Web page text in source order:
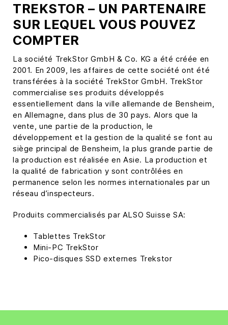
TREKSTOR – UN PARTENAIRE
SUR LEQUEL VOUS POUVEZ
COMPTER
La société TrekStor GmbH & Co. KG a été créée en
2001. En 2009, les affaires de cette société ont été
transférées à la société TrekStor GmbH. TrekStor
commercialise ses produits développés
essentiellement dans la ville allemande de Bensheim,
en Allemagne, dans plus de 30 pays. Alors que la
vente, une partie de la production, le
développement et la gestion de la qualité se font au
siège principal de Bensheim, la plus grande partie de
la production est réalisée en Asie. La production et
la qualité de fabrication y sont contrôlées en
permanence selon les normes internationales par un
réseau d’inspecteurs.
Produits commercialisés par ALSO Suisse SA:
Tablettes TrekStor
Mini-PC TrekStor
Pico-disques SSD externes Trekstor